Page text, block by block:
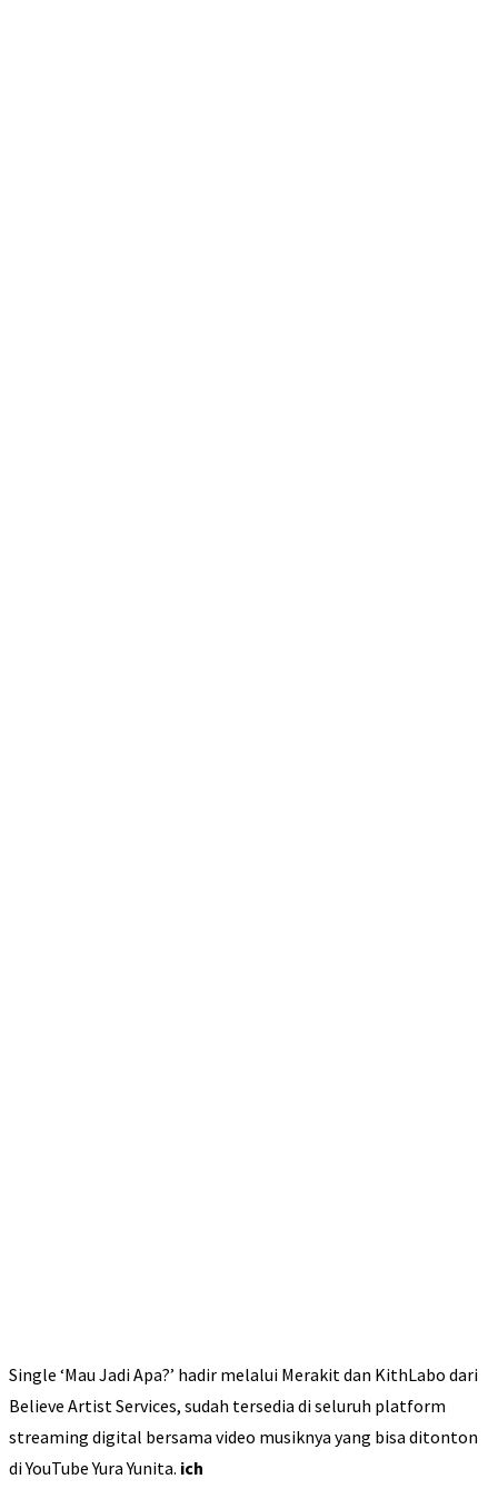
Single ‘Mau Jadi Apa?’ hadir melalui Merakit dan KithLabo dari
Believe Artist Services, sudah tersedia di seluruh platform
streaming digital bersama video musiknya yang bisa ditonton
di YouTube Yura Yunita. ich